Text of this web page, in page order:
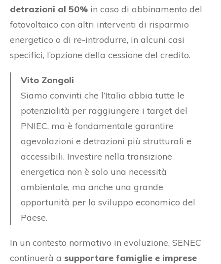
detrazioni al 50% in caso di abbinamento del
fotovoltaico con altri interventi di risparmio
energetico o di re-introdurre, in alcuni casi
specifici, l’opzione della cessione del credito.
Vito Zongoli
Siamo convinti che l’Italia abbia tutte le
potenzialità per raggiungere i target del
PNIEC, ma è fondamentale garantire
agevolazioni e detrazioni più strutturali e
accessibili. Investire nella transizione
energetica non è solo una necessità
ambientale, ma anche una grande
opportunità per lo sviluppo economico del
Paese.
In un contesto normativo in evoluzione, SENEC
continuerà a supportare famiglie e imprese